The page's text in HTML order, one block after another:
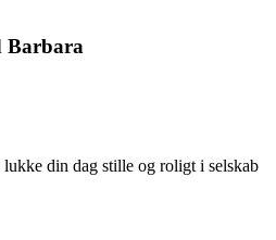
Barbara
din dag stille og roligt i selskab